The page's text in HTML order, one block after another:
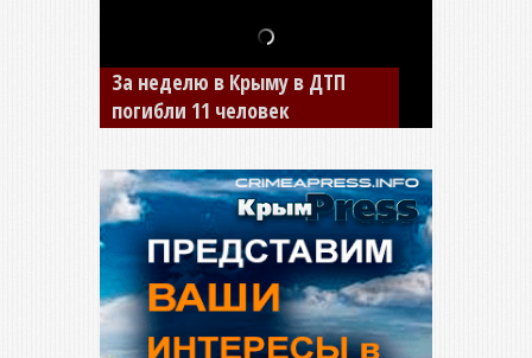
За неделю в Крыму в ДТП
погибли 11 человек
В Джанкое водитель ВАЗа
сбил двух детей на «зебре»